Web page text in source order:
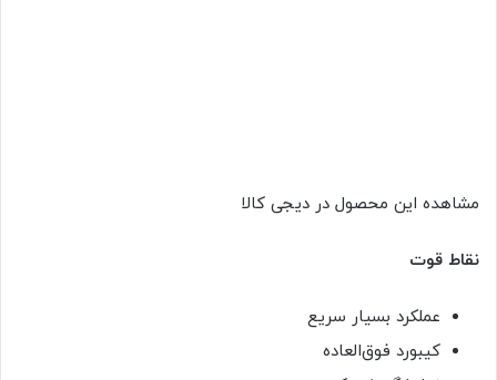
مشاهده این محصول در دیجی کالا
نقاط قوت
عملکرد بسیار سریع
کیبورد فوق‌العاده